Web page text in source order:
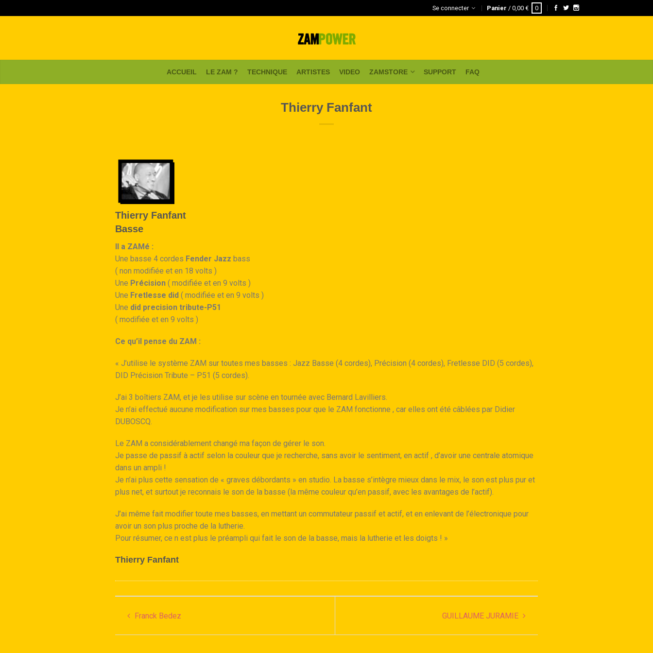
Se connecter Panier / 0,00 € 0
ACCUEIL LE ZAM ? TECHNIQUE ARTISTES VIDEO ZAMSTORE SUPPORT FAQ
Thierry Fanfant
Thierry Fanfant
Basse
Il a ZAMé :
Une basse 4 cordes Fender Jazz bass
( non modifiée et en 18 volts )
Une Précision ( modifiée et en 9 volts )
Une Fretlesse did ( modifiée et en 9 volts )
Une did precision tribute-P51
( modifiée et en 9 volts )
Ce qu’il pense du ZAM :
« J’utilise le système ZAM sur toutes mes basses : Jazz Basse (4 cordes), Précision (4 cordes), Fretlesse DID (5 cordes),
DID Précision Tribute – P51 (5 cordes).
J’ai 3 boîtiers ZAM, et je les utilise sur scène en tournée avec Bernard Lavilliers.
Je n’ai effectué aucune modification sur mes basses pour que le ZAM fonctionne , car elles ont été câblées par Didier
DUBOSCQ.
Le ZAM a considérablement changé ma façon de gérer le son.
Je passe de passif à actif selon la couleur que je recherche, sans avoir le sentiment, en actif , d’avoir une centrale atomique
dans un ampli !
Je n’ai plus cette sensation de « graves débordants » en studio. La basse s’intègre mieux dans le mix, le son est plus pur et
plus net, et surtout je reconnais le son de la basse (la même couleur qu’en passif, avec les avantages de l’actif).
J’ai même fait modifier toute mes basses, en mettant un commutateur passif et actif, et en enlevant de l’électronique pour
avoir un son plus proche de la lutherie.
Pour résumer, ce n est plus le préampli qui fait le son de la basse, mais la lutherie et les doigts ! »
Thierry Fanfant
Franck Bedez GUILLAUME JURAMIE